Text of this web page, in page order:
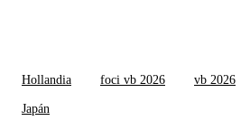
Hollandia foci vb 2026 vb 2026
Japán